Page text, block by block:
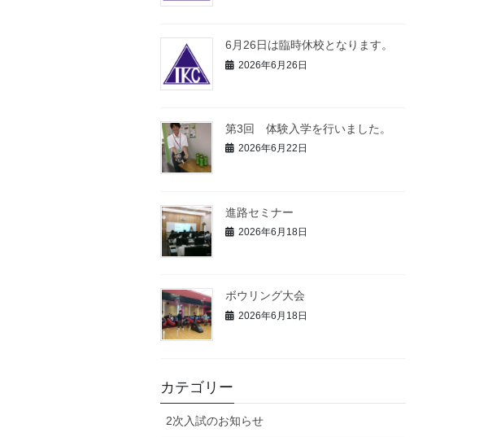
6月26日は臨時休校となります。
2026年6月26日
第3回 体験入学を行いました。
2026年6月22日
進路セミナー
2026年6月18日
ボウリング大会
2026年6月18日
カテゴリー
2次入試のお知らせ